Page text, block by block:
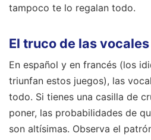
tampoco te lo regalan todo.
El truco de las vocales
En español y en francés (los
triunfan estos juegos), las
todo. Si tienes una casilla de
poner, las probabilidades de
son altísimas. Observa el